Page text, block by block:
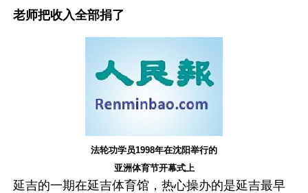
老师把收入全部捐了
法轮功学员1998年在沈阳举行的
亚洲体育节开幕式上
延吉的一期在延吉体育馆，热心操办的是延吉最早